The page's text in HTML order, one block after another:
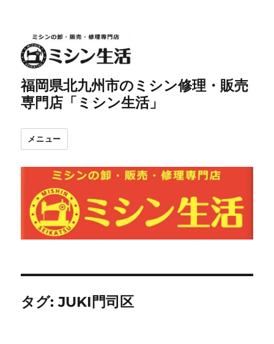
福岡県北九州市のミシン修理・販売
専門店「ミシン生活」
メニュー
タグ:JUKI門司区